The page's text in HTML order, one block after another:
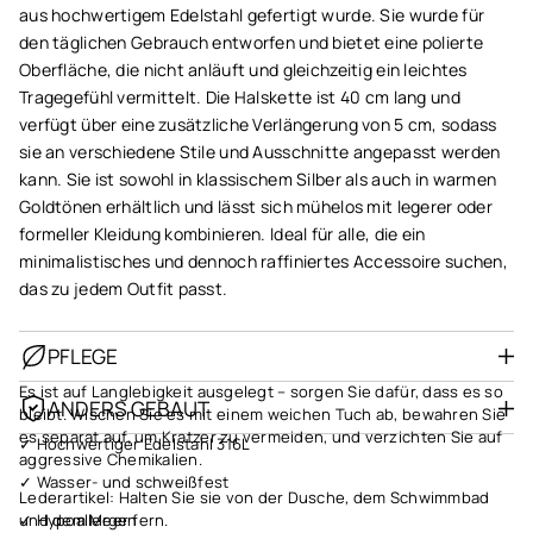
aus hochwertigem Edelstahl gefertigt wurde. Sie wurde für
den täglichen Gebrauch entworfen und bietet eine polierte
Oberfläche, die nicht anläuft und gleichzeitig ein leichtes
Tragegefühl vermittelt. Die Halskette ist 40 cm lang und
verfügt über eine zusätzliche Verlängerung von 5 cm, sodass
sie an verschiedene Stile und Ausschnitte angepasst werden
kann. Sie ist sowohl in klassischem Silber als auch in warmen
Goldtönen erhältlich und lässt sich mühelos mit legerer oder
formeller Kleidung kombinieren. Ideal für alle, die ein
minimalistisches und dennoch raffiniertes Accessoire suchen,
das zu jedem Outfit passt.
PFLEGE
Es ist auf Langlebigkeit ausgelegt – sorgen Sie dafür, dass es so
bleibt. Wischen Sie es mit einem weichen Tuch ab, bewahren Sie
es separat auf, um Kratzer zu vermeiden, und verzichten Sie auf
aggressive Chemikalien.
Lederartikel: Halten Sie sie von der Dusche, dem Schwimmbad
und dem Meer fern.
ANDERS GEBAUT
✓ Hochwertiger Edelstahl 316L
✓ Wasser- und schweißfest
✓ Hypoallergen